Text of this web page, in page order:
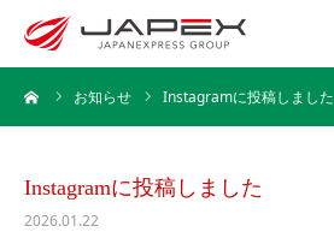
お知らせ Instagramに投稿しました
Instagramに投稿しました
2026.01.22
ホーム